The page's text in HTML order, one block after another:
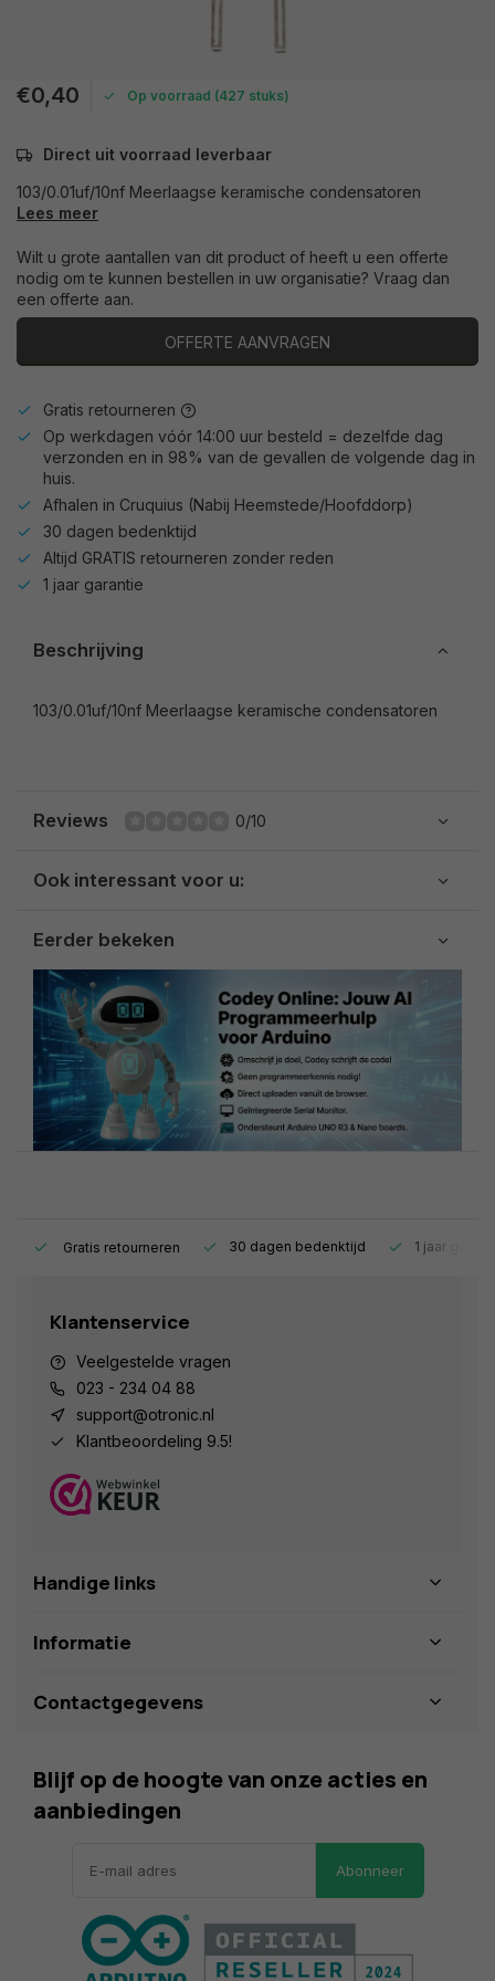
€0,40 Op voorraad (427 stuks)
Direct uit voorraad leverbaar
103/0.01uf/10nf Meerlaagse keramische condensatoren
Lees meer
Wilt u grote aantallen van dit product of heeft u een offerte
nodig om te kunnen bestellen in uw organisatie? Vraag dan
een offerte aan.
OFFERTE AANVRAGEN
Gratis retourneren
Op werkdagen vóór 14:00 uur besteld = dezelfde dag
verzonden en in 98% van de gevallen de volgende dag in
huis.
Afhalen in Cruquius (Nabij Heemstede/Hoofddorp)
30 dagen bedenktijd
Altijd GRATIS retourneren zonder reden
1 jaar garantie
Beschrijving
103/0.01uf/10nf Meerlaagse keramische condensatoren
Reviews 0/10
Ook interessant voor u:
Eerder bekeken
Gratis retourneren 30 dagen bedenktijd 1 jaar
Klantenservice
Veelgestelde vragen
023 - 234 04 88
support@otronic.nl
Klantbeoordeling 9.5!
Handige links
Informatie
Contactgegevens
Blijf op de hoogte van onze acties en
aanbiedingen
Abonneer